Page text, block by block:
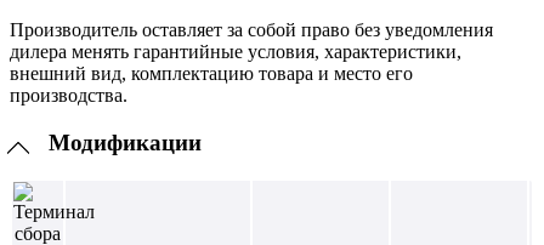
Производитель оставляет за собой право без уведомления
дилера менять гарантийные условия, характеристики,
внешний вид, комплектацию товара и место его
производства.
Модификации